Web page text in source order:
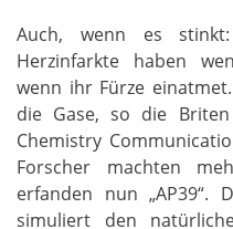
Auch, wenn es
Herzinfarkte haben
wenn ihr Fürze
die Gase, so die Briten
Chemistry
Forscher machten
erfanden nun „AP39“.
simuliert den